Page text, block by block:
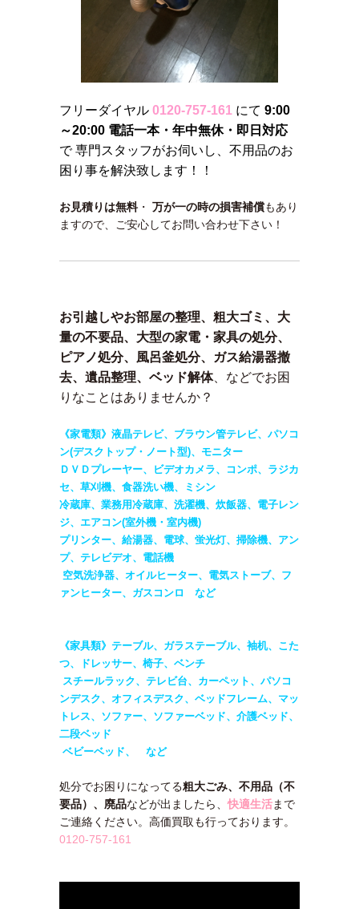
フリーダイヤル 0120-757-161 にて 9:00
～20:00 電話一本・年中無休・即日対応
で 専門スタッフがお伺いし、不用品のお
困り事を解決致します！！
お見積りは無料・ 万が一の時の損害補償もあり
ますので、ご安心してお問い合わせ下さい！
お引越しやお部屋の整理、粗大ゴミ、大
量の不要品、大型の家電・家具の処分、
ピアノ処分、風呂釜処分、ガス給湯器撤
去、遺品整理、ベッド解体、などでお困
りなことはありませんか？
《家電類》液晶テレビ、ブラウン管テレビ、パソコ
ン(デスクトップ・ノート型)、モニター
ＤＶＤプレーヤー、ビデオカメラ、コンポ、ラジカ
セ、草刈機、食器洗い機、ミシン
冷蔵庫、業務用冷蔵庫、洗濯機、炊飯器、電子レン
ジ、エアコン(室外機・室内機)
プリンター、給湯器、電球、蛍光灯、掃除機、アン
プ、テレビデオ、電話機
空気洗浄器、オイルヒーター、電気ストーブ、フ
ァンヒーター、ガスコンロ など
《家具類》テーブル、ガラステーブル、袖机、こた
つ、ドレッサー、椅子、ベンチ
スチールラック、テレビ台、カーペット、パソコ
ンデスク、オフィスデスク、ベッドフレーム、マッ
トレス、ソファー、ソファーベッド、介護ベッド、
二段ベッド
ベビーベッド、 など
処分でお困りになってる粗大ごみ、不用品（不
要品）、廃品などが出ましたら、快適生活まで
ご連絡ください。高価買取も行っております。
0120-757-161